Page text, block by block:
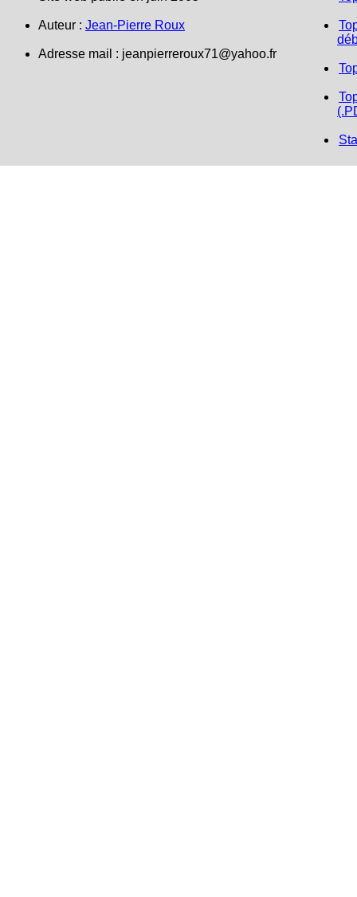
Auteur : Jean-Pierre Roux
Adresse mail : jeanpierreroux71@yahoo.fr